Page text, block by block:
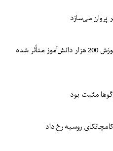
می‌سازد
زمین‌لرزه‌ی شرق افغانستان؛ «روند آموزش 200 هزار دانش‌آموز متأثر شده
مثبت بود